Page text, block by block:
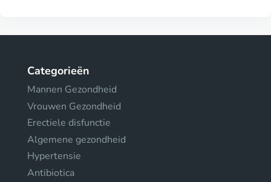
Categorieën
Mannen Gezondheid
Vrouwen Gezondheid
Erectiele disfunctie
Algemene gezondheid
Hypertensie
Antibiotica